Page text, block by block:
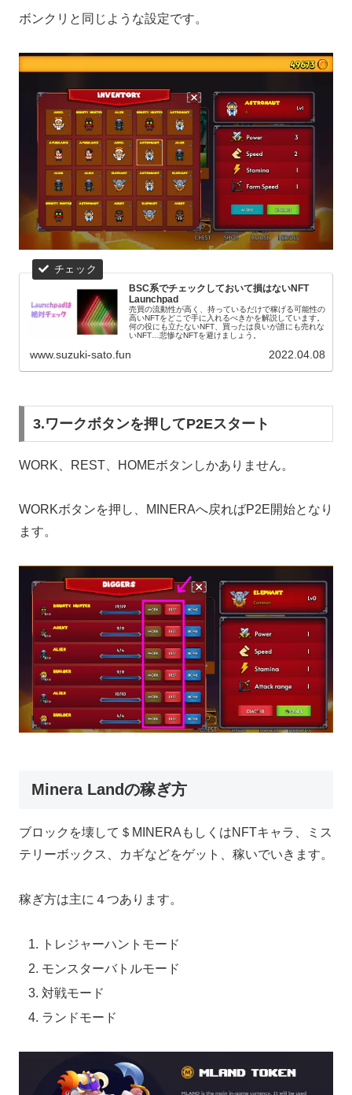
ボンクリと同じような設定です。
BSC系でチェックしておいて損はないNFT
Launchpad
売買の流動性が高く、持っているだけで稼げる可能性の
高いNFTをどこで手に入れるべきかを解説しています。
何の役にも立たないNFT、買ったは良いが誰にも売れな
いNFT…悲惨なNFTを避けましょう。
www.suzuki-sato.fun 2022.04.08
3.ワークボタンを押してP2Eスタート
WORK、REST、HOMEボタンしかありません。
WORKボタンを押し、MINERAへ戻ればP2E開始となり
ます。
Minera Landの稼ぎ方
ブロックを壊して＄MINERAもしくはNFTキャラ、ミス
テリーボックス、カギなどをゲット、稼いでいきます。
稼ぎ方は主に４つあります。
トレジャーハントモード
モンスターバトルモード
対戦モード
ランドモード